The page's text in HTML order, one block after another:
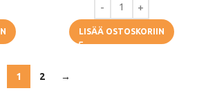
LISÄÄ OSTOSKORIIN
1 2 →